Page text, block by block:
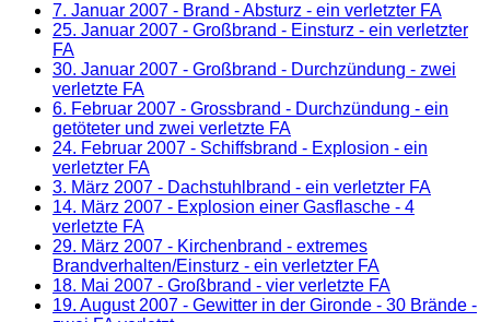
7. Januar 2007 - Brand - Absturz - ein verletzter FA
25. Januar 2007 - Großbrand - Einsturz - ein verletzter
FA
30. Januar 2007 - Großbrand - Durchzündung - zwei
verletzte FA
6. Februar 2007 - Grossbrand - Durchzündung - ein
getöteter und zwei verletzte FA
24. Februar 2007 - Schiffsbrand - Explosion - ein
verletzter FA
3. März 2007 - Dachstuhlbrand - ein verletzter FA
14. März 2007 - Explosion einer Gasflasche - 4
verletzte FA
29. März 2007 - Kirchenbrand - extremes
Brandverhalten/Einsturz - ein verletzter FA
18. Mai 2007 - Großbrand - vier verletzte FA
19. August 2007 - Gewitter in der Gironde - 30 Brände -